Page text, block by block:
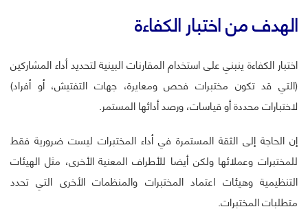
الهدف من اختبار الكفاءة
اختبار الكفاءة ينبني على استخدام المقارنات البينية لتحديد أداء المشاركين
(التي قد تكون مختبرات فحص ومعايرة، جهات التفتيش، أو أفراد)
لاختبارات محددة أو قياسات، ورصد أدائها المستمر.
إن الحاجة إلى الثقة المستمرة في أداء المختبرات ليست ضرورية فقط
للمختبرات وعملائها ولكن أيضا للأطراف المعنية الأخرى، مثل الهيئات
التنظيمية وهيئات اعتماد المختبرات والمنظمات الأخرى التي تحدد
متطلبات المختبرات.